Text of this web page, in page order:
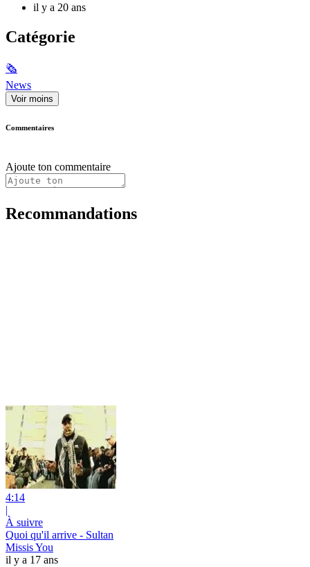
il y a 20 ans
Catégorie
🗞
News
Voir moins
Commentaires
Ajoute ton commentaire
Recommandations
4:14
|
À suivre
Quoi qu'il arrive - Sultan
Missis You
il y a 17 ans